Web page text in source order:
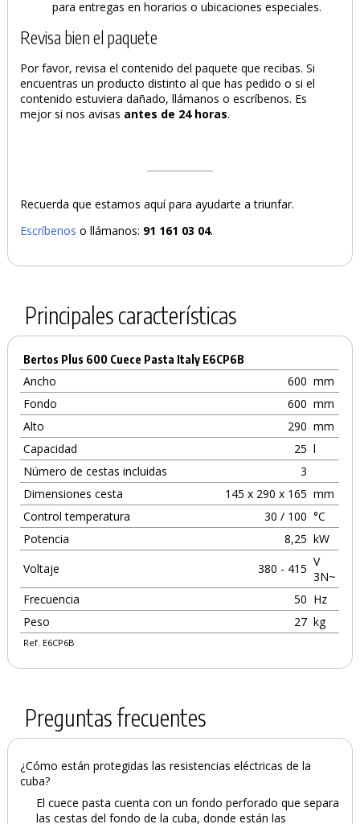
para entregas en horarios o ubicaciones especiales.
Revisa bien el paquete
Por favor, revisa el contenido del paquete que recibas. Si
encuentras un producto distinto al que has pedido o si el
contenido estuviera dañado, llámanos o escríbenos. Es
mejor si nos avisas antes de 24 horas.
Recuerda que estamos aquí para ayudarte a triunfar.
Escríbenos o llámanos: 91 161 03 04.
Principales características
Bertos Plus 600 Cuece Pasta Italy E6CP6B
Ancho 600 mm
Fondo
600 mm
Alto
290 mm
Capacidad
25 l
Número de cestas incluidas
3
Dimensiones cesta
145 x 290 x 165 mm
Control temperatura
30 / 100 °C
Potencia
8,25 kW
Voltaje
380 - 415 V
3N~
Frecuencia
50 Hz
Peso
27 kg
Ref. E6CP6B
Preguntas frecuentes
¿Cómo están protegidas las resistencias eléctricas de la
cuba?
El cuece pasta cuenta con un fondo perforado que separa
las cestas del fondo de la cuba, donde están las